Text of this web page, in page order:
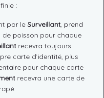
:
par le Surveillant , prend
poisson pour chaque
recevra toujours
carte d’identité, plus
pour chaque carte
recevra une carte de